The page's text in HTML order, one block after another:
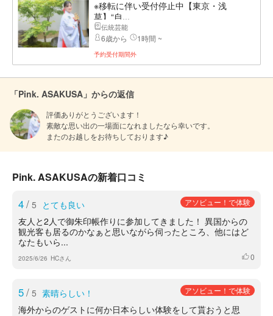
※移転に伴い受付停止中【東京・浅
草】“自...
伝統芸能
6歳から 1時間 ~
予約受付期間外
「Pink. ASAKUSA」からの返信
評価ありがとうございます！
素敵な思い出の一場面になれましたなら幸いです。
またのお越しをお待ちしております♪
Pink. ASAKUSAの新着口コミ
4/ 5 とても良い アソビュー！で体験
友人と2人で御朱印帳作りに参加してきました！ 異国からの
観光客も居るのかなぁと思いながら伺ったところ、他にはど
なたもいら...
2025/6/26 HCさん いいね
0
5/ 5 素晴らしい！ アソビュー！で体験
海外からのゲストに何か日本らしい体験をして貰おうと思